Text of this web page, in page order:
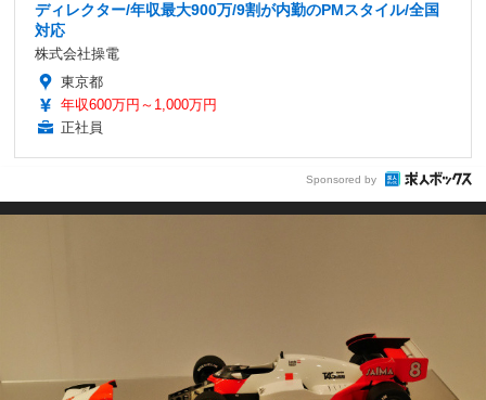
ディレクター/年収最大900万/9割が内勤のPMスタイル/全国
対応
株式会社操電
東京都
年収600万円～1,000万円
正社員
Sponsored by